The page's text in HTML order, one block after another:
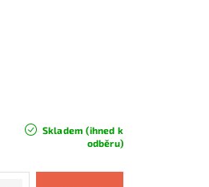
Skladem (ihned k
odběru)